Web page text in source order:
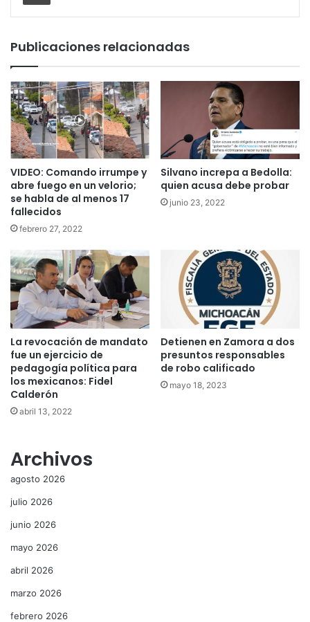
Publicaciones relacionadas
VIDEO: Comando irrumpe y
abre fuego en un velorio;
se habla de al menos 17
fallecidos
febrero 27, 2022
Silvano increpa a Bedolla:
quien acusa debe probar
junio 23, 2022
La revocación de mandato
fue un ejercicio de
pedagogía política para
los mexicanos: Fidel
Calderón
abril 13, 2022
Detienen en Zamora a dos
presuntos responsables
de robo calificado
mayo 18, 2023
Archivos
agosto 2026
julio 2026
junio 2026
mayo 2026
abril 2026
marzo 2026
febrero 2026